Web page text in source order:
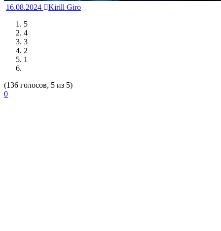
16.08.2024
Kirill Giro
5
4
3
2
1
(136 голосов, 5 из 5)
0